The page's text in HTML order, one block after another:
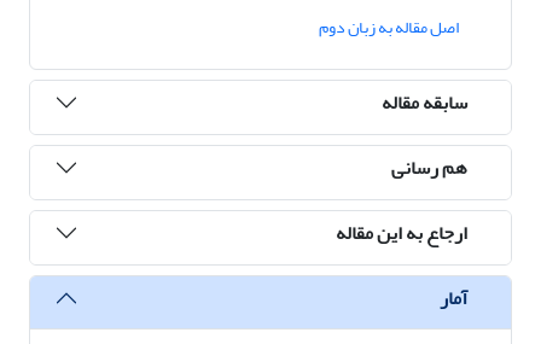
اصل مقاله به زبان دوم
سابقه مقاله
هم رسانی
ارجاع به این مقاله
آمار